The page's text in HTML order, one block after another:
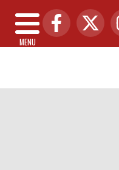
MENU